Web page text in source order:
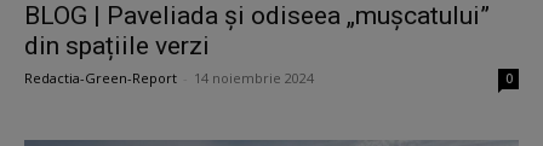
BLOG | Paveliada și odiseea „mușcatului”
din spațiile verzi
Redactia-Green-Report 14 noiembrie 2024 0